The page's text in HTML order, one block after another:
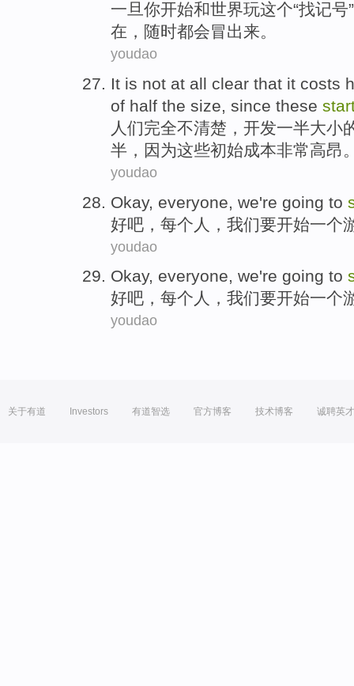
一旦 你开始和世界玩这个“找记号”
在，随时都会冒出来。
youdao
It is not at all clear that it costs
of half the size, since these
人们完全不清楚 ，开发一半大小
半， 因为这些初始成本非常高昂
youdao
Okay, everyone we're going to
好吧 ， 每个人 ， 我们要开始一个
youdao
Okay, everyone, we're going to
好吧 ， 每个人 ， 我们要开始一个
youdao
关于有道 Investors 有道智选 官方博客 技术博客 诚聘英才